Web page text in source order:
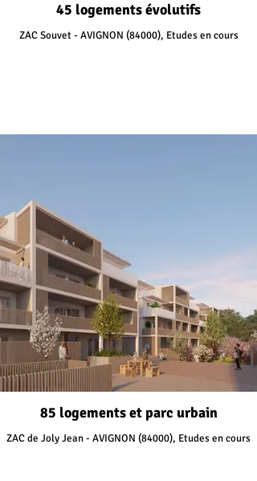
45 logements évolutifs
ZAC Souvet - AVIGNON (84000), Etudes en cours
85 logements et parc urbain
ZAC de Joly Jean - AVIGNON (84000), Etudes en cours